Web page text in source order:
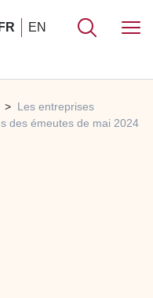
FR EN
Les entreprises
des émeutes de mai 2024